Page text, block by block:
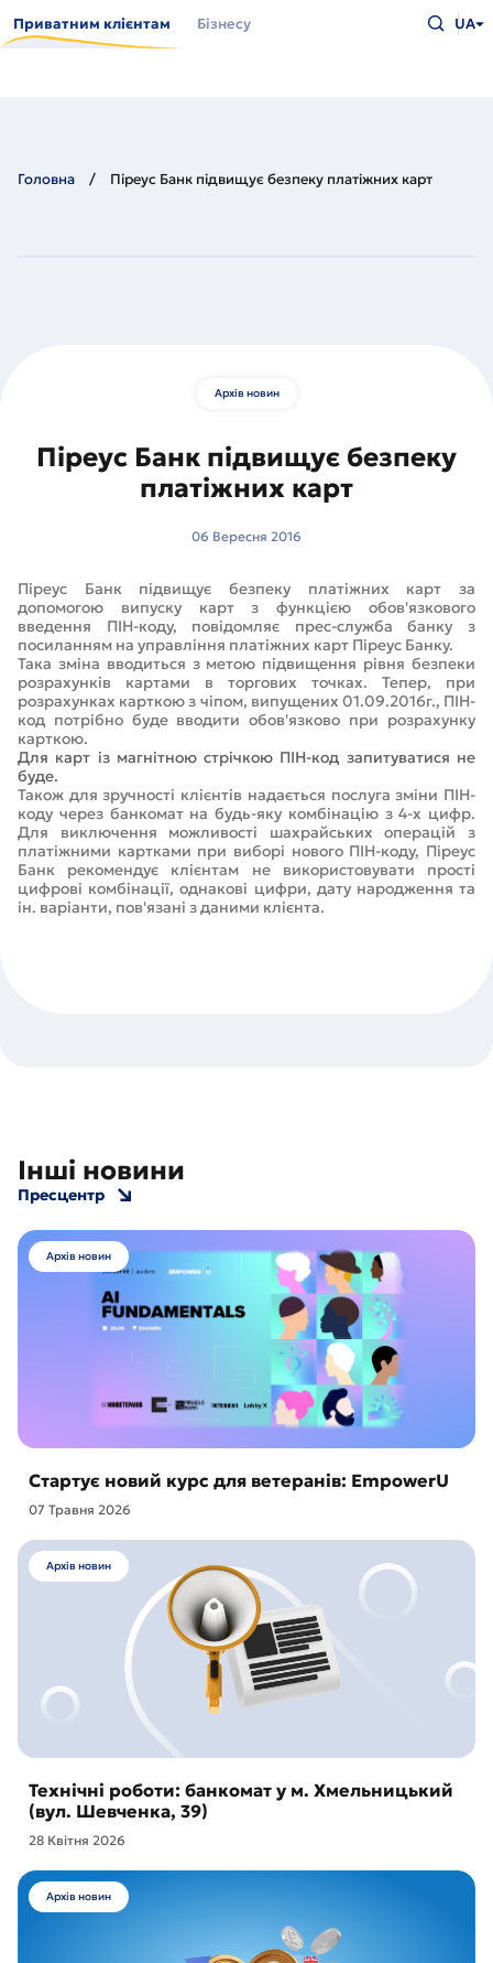
до
основного
Приватним клієнтам Бізнесу
що
UA
Головна Піреус Банк підвищує безпеку платіжних карт
Архів новин
Піреус Банк підвищує безпеку
платіжних карт
06 Вересня 2016
Піреус Банк підвищує безпеку платіжних карт за
допомогою випуску карт з функцією обов'язкового
введення ПІН-коду, повідомляє прес-служба банку з
посиланням на управління платіжних карт Піреус Банку.
Така зміна вводиться з метою підвищення рівня безпеки
розрахунків картами в торгових точках. Тепер, при
розрахунках карткою з чіпом, випущених 01.09.2016г., ПІН-
код потрібно буде вводити обов'язково при розрахунку
карткою.
Для карт із магнітною стрічкою ПІН-код запитуватися не
буде.
Також для зручності клієнтів надається послуга зміни ПІН-
коду через банкомат на будь-яку комбінацію з 4-х цифр.
Для виключення можливості шахрайських операцій з
платіжними картками при виборі нового ПІН-коду, Піреус
Банк рекомендує клієнтам не використовувати прості
цифрові комбінації, однакові цифри, дату народження та
ін. варіанти, пов'язані з даними клієнта.
Інші новини
Пресцентр
Архів новин
Стартує новий курс для ветеранів: EmpowerU
07 Травня 2026
Архів новин
Технічні роботи: банкомат у м. Хмельницький
(вул. Шевченка, 39)
28 Квітня 2026
Архів новин